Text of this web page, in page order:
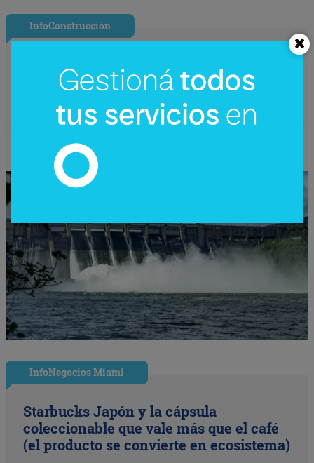
InfoConstrucción
¿Una nueva hidroeléctrica binacional?
Reactivan en Argentina el debate sobre
Corpus Christi (un proyecto de US$
4.200 millones)
InfoNegocios Miami
Starbucks Japón y la cápsula
coleccionable que vale más que el café
(el producto se convierte en ecosistema)